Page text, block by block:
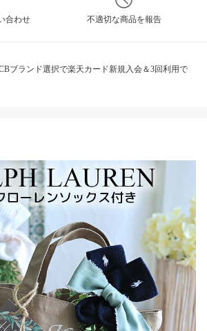
合わせ 不適切な商品を報告
ブランド選択で楽天カード新規入会＆3回利用で